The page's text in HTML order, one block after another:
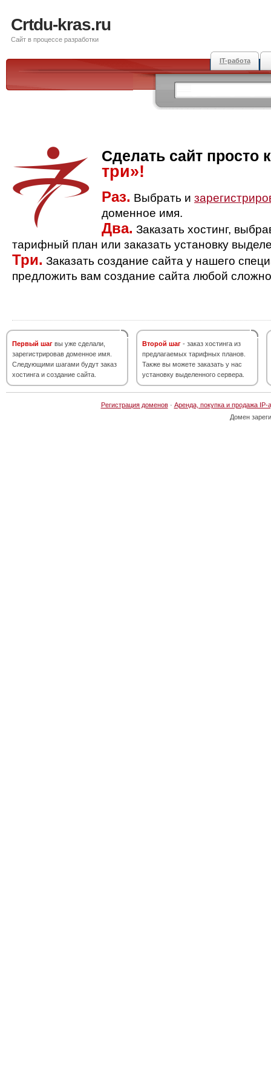
Crtdu-kras.ru
Сайт в процессе разработки
IT-работа
Сделать сайт просто
три»!
Раз. Выбрать и
доменное имя.
Два. Заказать хостинг,
тарифный план или заказать установку
Три. Заказать создание сайта у нашего
предложить вам создание сайта любой
Первый шаг вы уже сделали,
зарегистрировав доменное имя.
Следующими шагами будут заказ
хостинга и создание сайта.
Второй шаг - заказ хостинга из
предлагаемых тарифных планов.
Также вы можете заказать у нас
установку выделенного сервера.
Регистрация доменов· Аренда, покупка и продажа IP-
Домен